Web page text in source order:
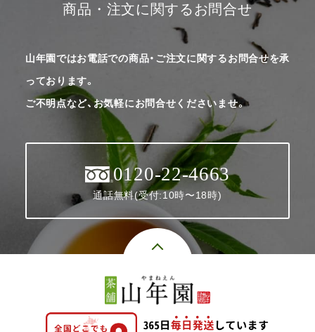
商品・注文に関するお問合せ
山年園ではお電話での商品・ご注文に関するお問合せを承
っております。
ご不明点など、お気軽にお問合せくださいませ。
0120-22-4663
通話無料(受付:10時〜18時)